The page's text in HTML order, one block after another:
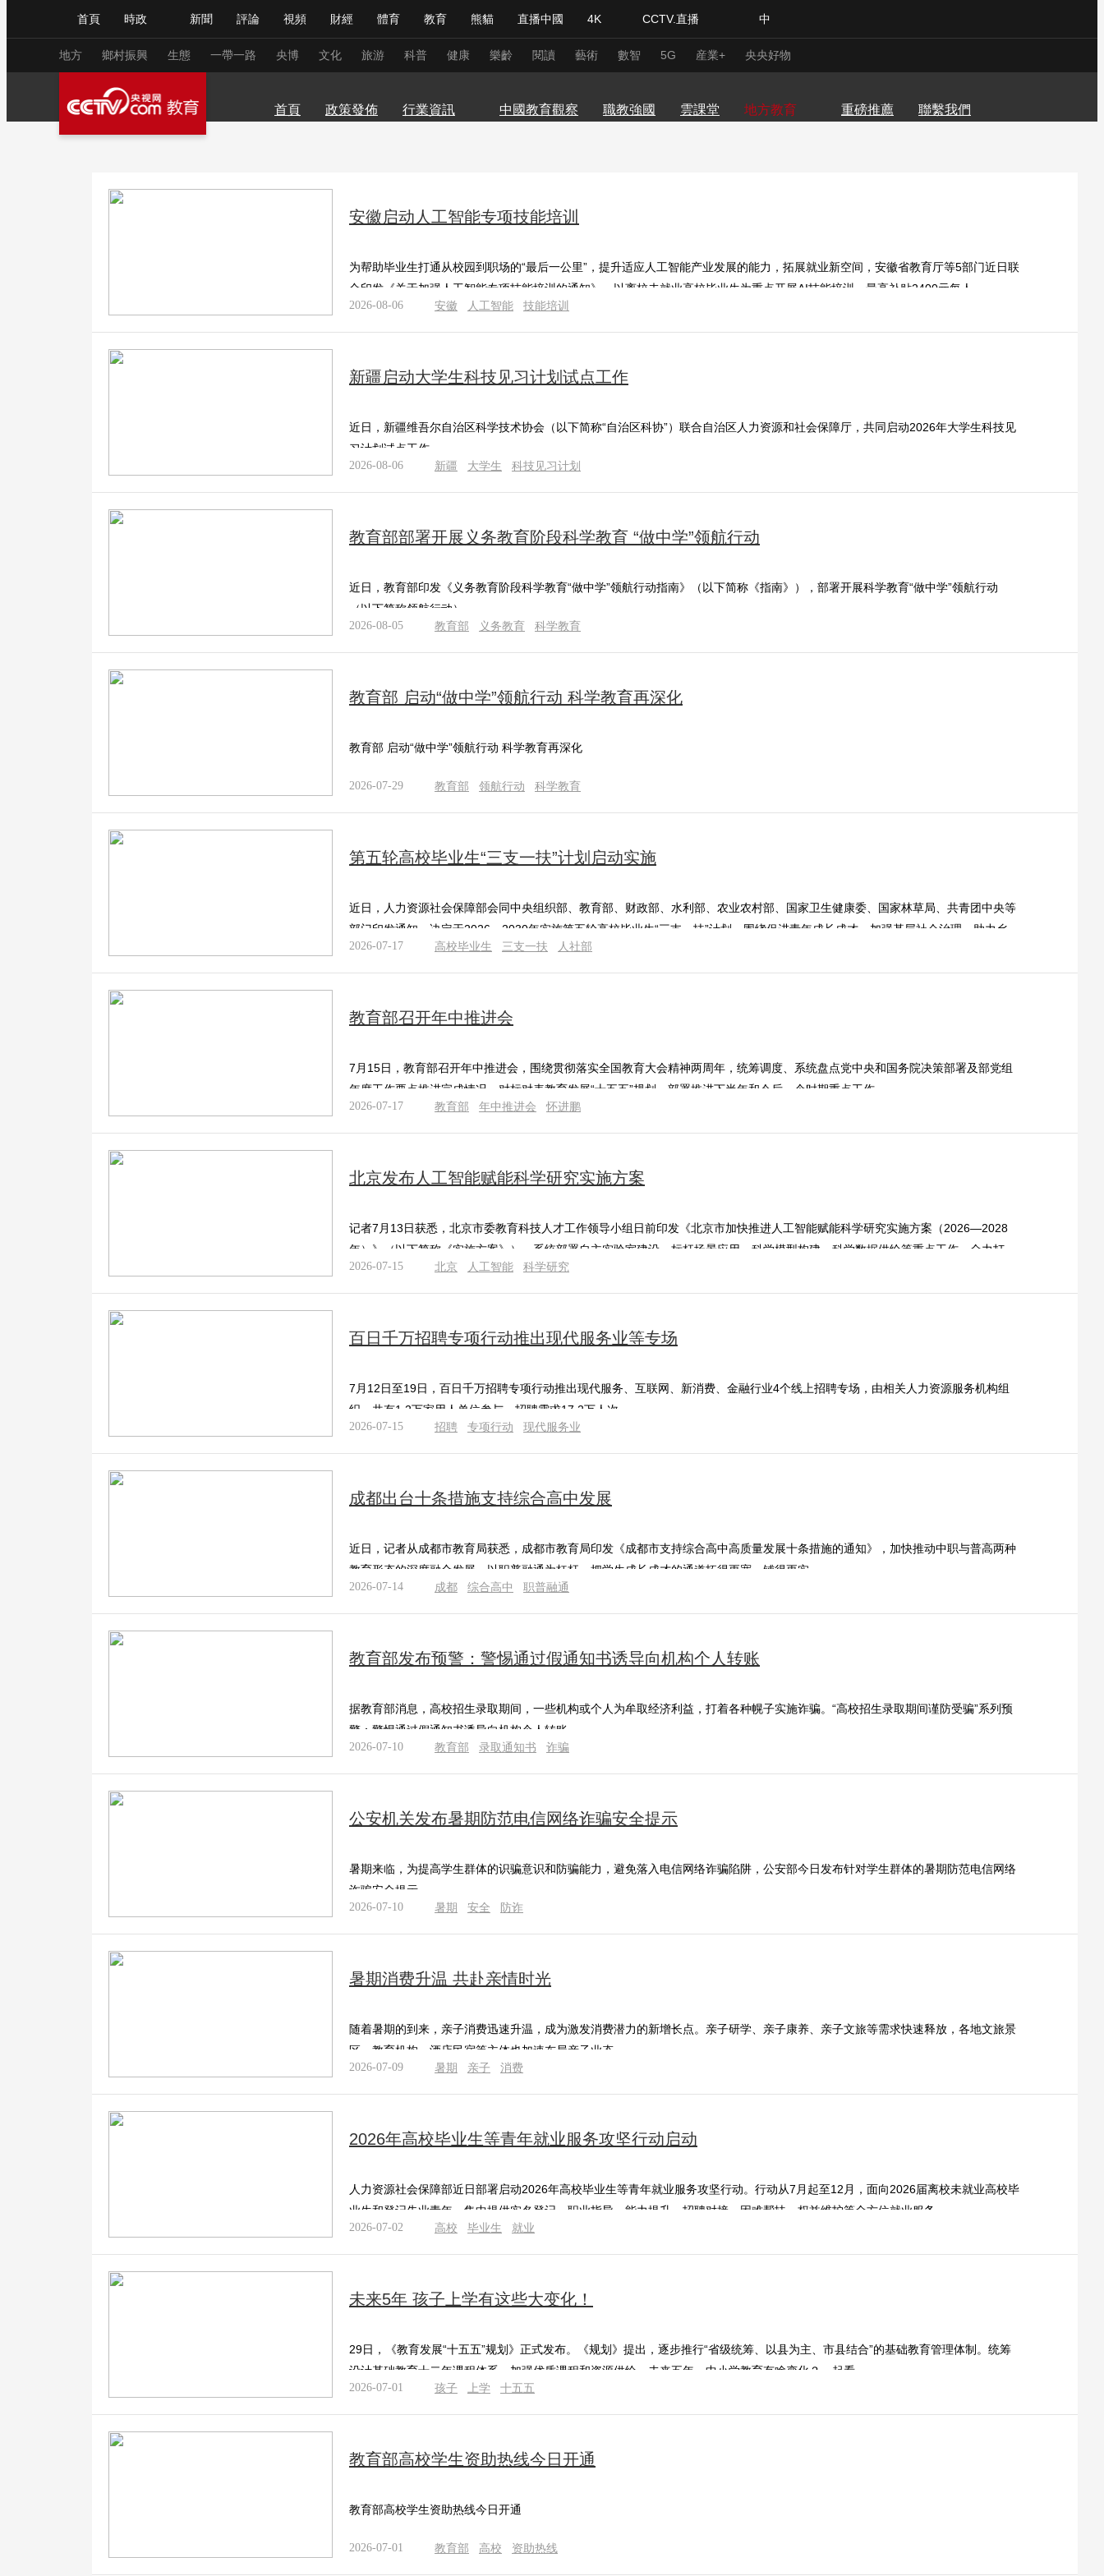
首頁 時政 新聞 評論 視頻 財經 體育 教育 熊貓 直播中國 4K CCTV.直播 中
人民領袖習近平 中國領導人 央視快評 習式妙語 熱解讀 天天學習
直播 片庫 欄目大全 節目單 聽音 微視頻 主持人 下載央視影音
海外頻道 iPanda English Монгол
地方 鄉村振興 生態 一帶一路 央博 文化 旅游 科普 健康 樂齡 閱讀 藝術 數智 5G 産業+ 央央好物
總台春晚 網絡春晚 共産黨員網 秧紀錄 紀錄片網 國家大劇院 大型活動
新聞 國內 國際 評論 經濟 軍事
天天學習 習式妙語 央視快評 央視網評
新兵請入列 人生第一次 人生第二次
VIP會員 CCTV奧林匹克頻道 生活體育大會
雲起 超級工廠 智敬中國 全民健康 顏選攻略 海洋 時尚 天氣 才藝 網展 央央好物
CCTV.節目官網 總台企業白名單
首頁 政策發佈 行業資訊 中國教育觀察 職教強國 雲課堂 地方教育 重磅推薦 聯繫我們
高考
學前教育
大學•考研
公考•職業教育
研學•游學
留學
北京 天津 河北 山西 內蒙古 遼寧 吉林 黑龍江 上海 浙江 江蘇 安徽 福建 江西 山東 河南
湖北 湖南 廣東 廣西 海南 重慶 四川 貴州 雲南 西藏 陝西 甘肅 青海 寧夏 新疆
安徽启动人工智能专项技能培训
为帮助毕业生打通从校园到职场的“最后一公里”，提升适应人工智能产业发展的能力，拓展就业新空间，安徽省教育厅等5部门近日联
合印发《关于加强人工智能专项技能培训的通知》，以离校未就业高校毕业生为重点开展AI技能培训，最高补贴2400元每人。
2026-08-06 安徽 人工智能 技能培训
新疆启动大学生科技见习计划试点工作
近日，新疆维吾尔自治区科学技术协会（以下简称“自治区科协”）联合自治区人力资源和社会保障厅，共同启动2026年大学生科技见
习计划试点工作。
2026-08-06 新疆 大学生 科技见习计划
教育部部署开展义务教育阶段科学教育 “做中学”领航行动
近日，教育部印发《义务教育阶段科学教育“做中学”领航行动指南》（以下简称《指南》），部署开展科学教育“做中学”领航行动
（以下简称领航行动）。
2026-08-05 教育部 义务教育 科学教育
教育部 启动“做中学”领航行动 科学教育再深化
教育部 启动“做中学”领航行动 科学教育再深化
2026-07-29 教育部 领航行动 科学教育
第五轮高校毕业生“三支一扶”计划启动实施
近日，人力资源社会保障部会同中央组织部、教育部、财政部、水利部、农业农村部、国家卫生健康委、国家林草局、共青团中央等
部门印发通知，决定于2026—2030年实施第五轮高校毕业生“三支一扶”计划，围绕促进青年成长成才、加强基层社会治理、助力乡...
2026-07-17 高校毕业生 三支一扶 人社部
教育部召开年中推进会
7月15日，教育部召开年中推进会，围绕贯彻落实全国教育大会精神两周年，统筹调度、系统盘点党中央和国务院决策部署及部党组
年度工作要点推进完成情况，对标对表教育发展“十五五”规划，部署推进下半年和今后一个时期重点工作。
2026-07-17 教育部 年中推进会 怀进鹏
北京发布人工智能赋能科学研究实施方案
记者7月13日获悉，北京市委教育科技人才工作领导小组日前印发《北京市加快推进人工智能赋能科学研究实施方案（2026—2028
年）》（以下简称《实施方案》），系统部署自主实验室建设、标杆场景应用、科学模型构建、科学数据供给等重点工作，全力打...
2026-07-15 北京 人工智能 科学研究
百日千万招聘专项行动推出现代服务业等专场
7月12日至19日，百日千万招聘专项行动推出现代服务、互联网、新消费、金融行业4个线上招聘专场，由相关人力资源服务机构组
织，共有1.2万家用人单位参与，招聘需求17.2万人次。
2026-07-15 招聘 专项行动 现代服务业
成都出台十条措施支持综合高中发展
近日，记者从成都市教育局获悉，成都市教育局印发《成都市支持综合高中高质量发展十条措施的通知》，加快推动中职与普高两种
教育形态的深度融合发展，以职普融通为杠杆，把学生成长成才的通道拓得更宽、铺得更实。
2026-07-14 成都 综合高中 职普融通
教育部发布预警：警惕通过假通知书诱导向机构个人转账
据教育部消息，高校招生录取期间，一些机构或个人为牟取经济利益，打着各种幌子实施诈骗。“高校招生录取期间谨防受骗”系列预
警：警惕通过假通知书诱导向机构个人转账。
2026-07-10 教育部 录取通知书 诈骗
公安机关发布暑期防范电信网络诈骗安全提示
暑期来临，为提高学生群体的识骗意识和防骗能力，避免落入电信网络诈骗陷阱，公安部今日发布针对学生群体的暑期防范电信网络
诈骗安全提示。
2026-07-10 暑期 安全 防诈
暑期消费升温 共赴亲情时光
随着暑期的到来，亲子消费迅速升温，成为激发消费潜力的新增长点。亲子研学、亲子康养、亲子文旅等需求快速释放，各地文旅景
区、教育机构、酒店民宿等主体也加速布局亲子业态。
2026-07-09 暑期 亲子 消费
2026年高校毕业生等青年就业服务攻坚行动启动
人力资源社会保障部近日部署启动2026年高校毕业生等青年就业服务攻坚行动。行动从7月起至12月，面向2026届离校未就业高校毕
业生和登记失业青年，集中提供实名登记、职业指导、能力提升、招聘对接、困难帮扶、权益维护等全方位就业服务。
2026-07-02 高校 毕业生 就业
未来5年 孩子上学有这些大变化！
29日，《教育发展“十五五”规划》正式发布。《规划》提出，逐步推行“省级统筹、以县为主、市县结合”的基础教育管理体制。统筹
设计基础教育十二年课程体系，加强优质课程和资源供给。未来五年，中小学教育有啥变化？一起看——
2026-07-01 孩子 上学 十五五
教育部高校学生资助热线今日开通
教育部高校学生资助热线今日开通
2026-07-01 教育部 高校 资助热线